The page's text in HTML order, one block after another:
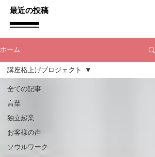
最近の投稿
ホーム
全ての記事
言葉
独立起業
お客様の声
ソウルワーク
講座格上げプロジェクト